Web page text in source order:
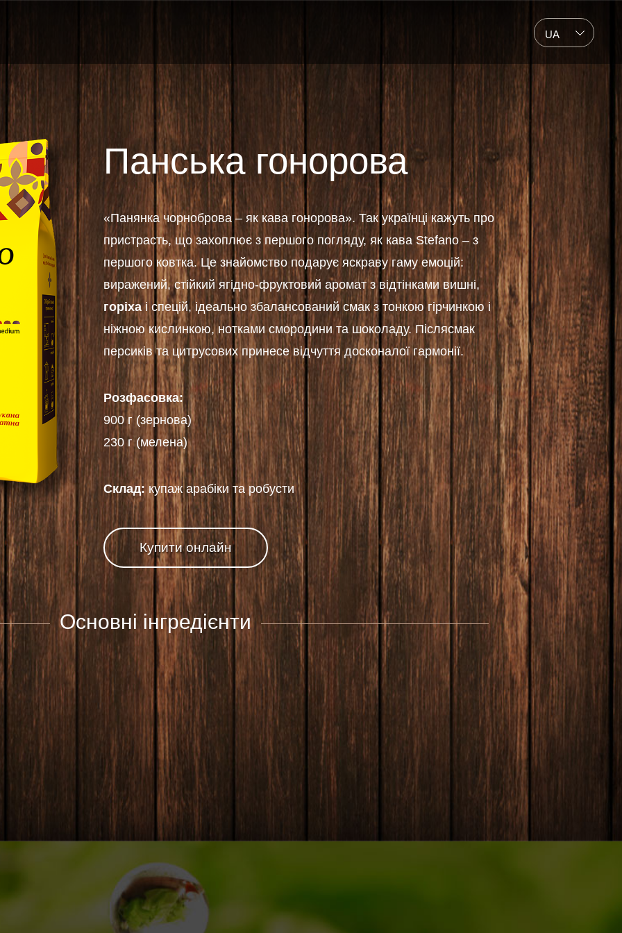
UA
Панська гонорова
«Панянка чорноброва – як кава гонорова». Так українці кажуть про
пристрасть, що захоплює з першого погляду, як кава Stefano – з
першого ковтка. Це знайомство подарує яскраву гаму емоцій:
виражений, стійкий ягідно-фруктовий аромат з відтінками вишні,
горіхаі спецій, ідеально збалансований смак з тонкою гірчинкою і
ніжною кислинкою, нотками смородини та шоколаду. Післясмак
персиків та цитрусових принесе відчуття досконалої гармонії.
Розфасовка:
900 г (зернова)
230 г (мелена)
Склад: купаж арабіки та робусти
Купити онлайн
Основні інгредієнти